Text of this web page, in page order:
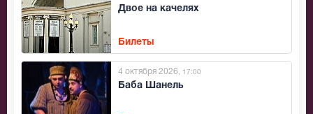
Двое на качелях
Билеты
Баба Шанель
4 октября 2026 , 17:00